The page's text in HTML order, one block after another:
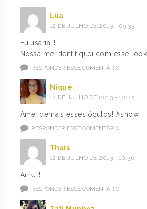
Lua
12 DE JULHO DE 2013 - 09:33
Eu usaria!!!
Nossa me identifiquei com esse look
RESPONDER ESSE COMENTÁRIO
Nique
12 DE JULHO DE 2013 - 10:23
Amei demais esses óculos! #show
RESPONDER ESSE COMENTÁRIO
Thaís
12 DE JULHO DE 2013 - 10:36
Amei!!
RESPONDER ESSE COMENTÁRIO